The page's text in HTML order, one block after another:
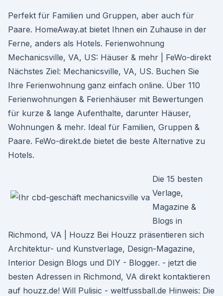
Perfekt für Familien und Gruppen, aber auch für
Paare. HomeAway.at bietet Ihnen ein Zuhause in der
Ferne, anders als Hotels. Ferienwohnung
Mechanicsville, VA, US: Häuser & mehr | FeWo-direkt
Nächstes Ziel: Mechanicsville, VA, US. Buchen Sie
Ihre Ferienwohnung ganz einfach online. Über 110
Ferienwohnungen & Ferienhäuser mit Bewertungen
für kurze & lange Aufenthalte, darunter Häuser,
Wohnungen & mehr. Ideal für Familien, Gruppen &
Paare. FeWo-direkt.de bietet die beste Alternative zu
Hotels.
Die 15 besten
Verlage,
Magazine &
Blogs in
Richmond, VA | Houzz Bei Houzz präsentieren sich
Architektur- und Kunstverlage, Design-Magazine,
Interior Design Blogs und DIY - Blogger. - jetzt die
besten Adressen in Richmond, VA direkt kontaktieren
auf houzz.de! Will Pulisic - weltfussball.de Hinweis: Die